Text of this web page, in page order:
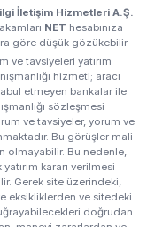
İletişim Hizmetleri A.Ş.
NET hesabınıza
göre düşük gözükebilir.
ve tavsiyeleri yatırım
hizmeti; aracı
etmeyen bankalar ile
sözleşmesi
ve tavsiyeler, yorum ve
Bu görüşler mali
olmayabilir. Bu nedenle,
kararı verilmesi
Gerek site üzerindeki,
eksikliklerden ve sitedeki
doğrudan